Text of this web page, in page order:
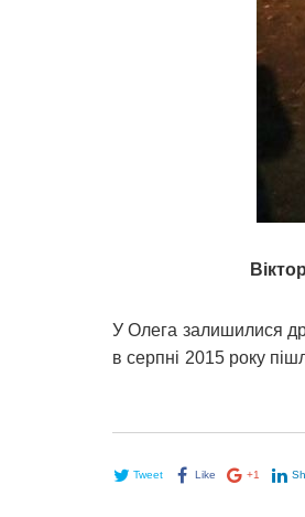
У Олега залишилися
в серпні 2015 року
Tweet Like +1